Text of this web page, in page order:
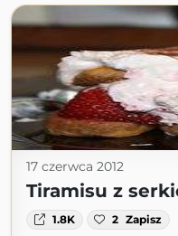
17 czerwca 2012
Tiramisu z
1.8K 2 Zapisz